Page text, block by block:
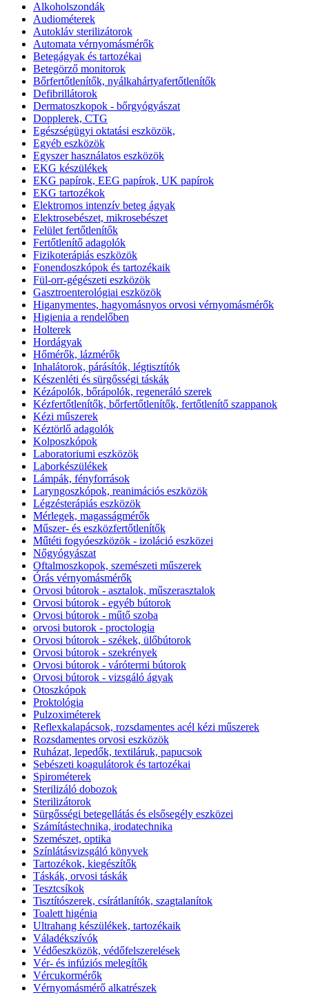
Alkoholszondák
Audiométerek
Autokláv sterilizátorok
Automata vérnyomásmérők
Betegágyak és tartozékai
Betegörző monitorok
Bőrfertőtlenítők, nyálkahártyafertőtlenítők
Defibrillátorok
Dermatoszkopok - bőrgyógyászat
Dopplerek, CTG
Egészségügyi oktatási eszközök,
Egyéb eszközök
Egyszer használatos eszközök
EKG készülékek
EKG papírok, EEG papírok, UK papírok
EKG tartozékok
Elektromos intenzív beteg ágyak
Elektrosebészet, mikrosebészet
Felület fertőtlenítők
Fertőtlenítő adagolók
Fizikoterápiás eszközök
Fonendoszkópok és tartozékaik
Fül-orr-gégészeti eszközök
Gasztroenterológiai eszközök
Higanymentes, hagyomásnyos orvosi vérnyomásmérők
Higienia a rendelőben
Holterek
Hordágyak
Hőmérők, lázmérők
Inhalátorok, párásítók, légtisztítók
Készenléti és sürgősségi táskák
Kézápolók, bőrápolók, regeneráló szerek
Kézfertőtlenítők, bőrfertőtlenítők, fertőtlenítő szappanok
Kézi műszerek
Kéztörlő adagolók
Kolposzkópok
Laboratoriumi eszközök
Laborkészülékek
Lámpák, fényforrások
Laryngoszkópok, reanimációs eszközök
Légzésterápiás eszközök
Mérlegek, magasságmérők
Műszer- és eszközfertőtlenítők
Műtéti fogyóeszközök - izoláció eszközei
Nőgyógyászat
Oftalmoszkopok, szemészeti műszerek
Órás vérnyomásmérők
Orvosi bútorok - asztalok, műszerasztalok
Orvosi bútorok - egyéb bútorok
Orvosi bútorok - műtő szoba
orvosi butorok - proctologia
Orvosi bútorok - székek, ülőbútorok
Orvosi bútorok - szekrények
Orvosi bútorok - várótermi bútorok
Orvosi bútorok - vizsgáló ágyak
Otoszkópok
Proktológia
Pulzoximéterek
Reflexkalapácsok, rozsdamentes acél kézi műszerek
Rozsdamentes orvosi eszközök
Ruházat, lepedők, textiláruk, papucsok
Sebészeti koagulátorok és tartozékai
Spirométerek
Sterilizáló dobozok
Sterilizátorok
Sürgősségi betegellátás és elsősegély eszközei
Számítástechnika, irodatechnika
Szemészet, optika
Színlátásvizsgáló könyvek
Tartozékok, kiegészítők
Táskák, orvosi táskák
Tesztcsíkok
Tisztítószerek, csírátlanítók, szagtalanítok
Toalett higénia
Ultrahang készülékek, tartozékaik
Váladékszívók
Védőeszközök, védőfelszerelések
Vér- és infúziós melegítők
Vércukormérők
Vérnyomásmérő alkatrészek